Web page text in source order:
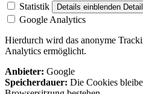
Statistik
Details einblenden
Google Analytics
Hierdurch wird das anonyme
Analytics ermöglicht.
Anbieter: Google
Speicherdauer: Die Cookies